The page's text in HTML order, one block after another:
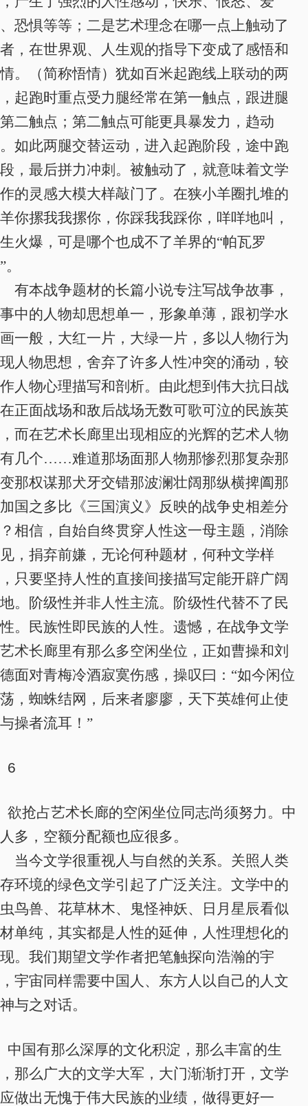
恐惧等等；二是艺术理念在哪一点上触动了
，在世界观、人生观的指导下变成了感悟和
。（简称悟情）犹如百米起跑线上联动的两
起跑时重点受力腿经常在第一触点，跟进腿
二触点；第二触点可能更具暴发力，趋动
如此两腿交替运动，进入起跑阶段，途中跑
，最后拼力冲刺。被触动了，就意味着文学
的灵感大模大样敲门了。在狭小羊圈扎堆的
你摞我我摞你，你踩我我踩你，咩咩地叫，
火爆，可是哪个也成不了羊界的“帕瓦罗
战争题材的长篇小说专注写战争故事，
中的人物却思想单一，形象单薄，跟初学水
一般，大红一片，大绿一片，多以人物行为
人物思想，舍弃了许多人性冲突的涌动，较
人物心理描写和剖析。由此想到伟大抗日战
正面战场和敌后战场无数可歌可泣的民族英
而在艺术长廊里出现相应的光辉的艺术人物
几个……难道那场面那人物那惨烈那复杂那
那权谋那犬牙交错那波澜壮阔那纵横捭阖那
国之多比《三国演义》反映的战争史相差分
相信，自始自终贯穿人性这一母主题，消除
，捐弃前嫌，无论何种题材，何种文学样
只要坚持人性的直接间接描写定能开辟广阔
。阶级性并非人性主流。阶级性代替不了民
。民族性即民族的人性。遗憾，在战争文学
术长廊里有那么多空闲坐位，正如曹操和刘
面对青梅冷酒寂寞伤感，操叹曰：“如今闲位
，蜘蛛结网，后来者廖廖，天下英雄何止使
操者流耳！”
6
欲抢占艺术长廊的空闲坐位同志尚须努力。中
多，空额分配额也应很多。
文学很重视人与自然的关系。关照人类
环境的绿色文学引起了广泛关注。文学中的
鸟兽、花草林木、鬼怪神妖、日月星辰看似
单纯，其实都是人性的延伸，人性理想化的
。我们期望文学作者把笔触探向浩瀚的宇
宇宙同样需要中国人、东方人以自己的人文
与之对话。
中国有那么深厚的文化积淀，那么丰富的生
那么广大的文学大军，大门渐渐打开，文学
做出无愧于伟大民族的业绩，做得更好一